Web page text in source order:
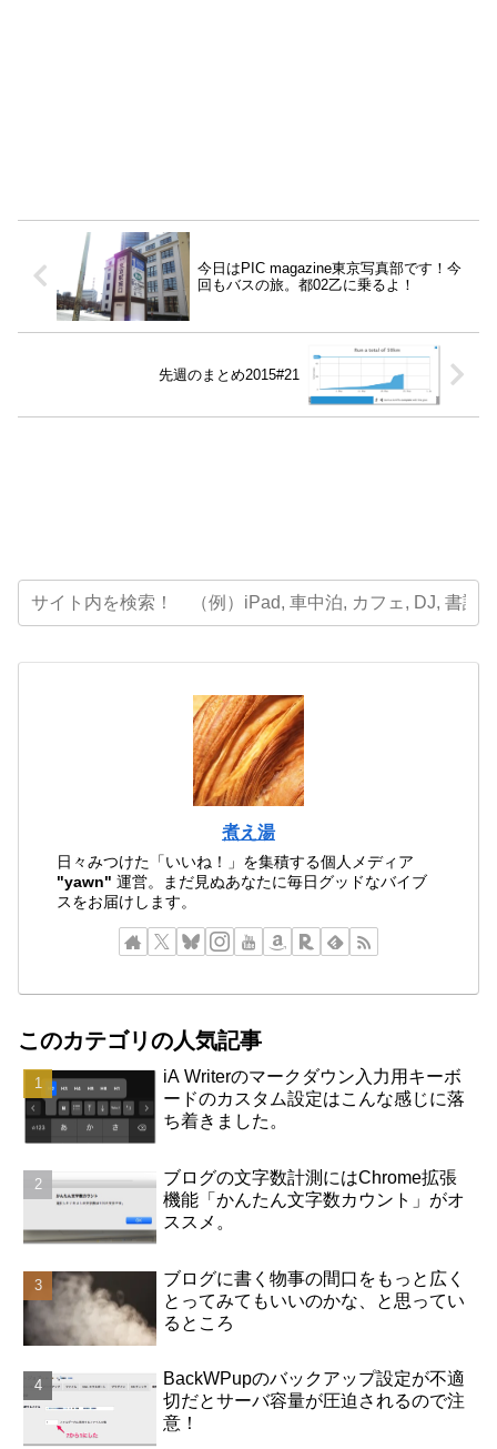
今日はPIC magazine東京写真部です！今
回もバスの旅。都02乙に乗るよ！
先週のまとめ2015#21
煮え湯
日々みつけた「いいね！」を集積する個人メディア
"yawn" 運営。まだ見ぬあなたに毎日グッドなバイブ
スをお届けします。
このカテゴリの人気記事
iA Writerのマークダウン入力用キーボ
ードのカスタム設定はこんな感じに落
ち着きました。
ブログの文字数計測にはChrome拡張
機能「かんたん文字数カウント」がオ
ススメ。
ブログに書く物事の間口をもっと広く
とってみてもいいのかな、と思ってい
るところ
BackWPupのバックアップ設定が不適
切だとサーバ容量が圧迫されるので注
意！